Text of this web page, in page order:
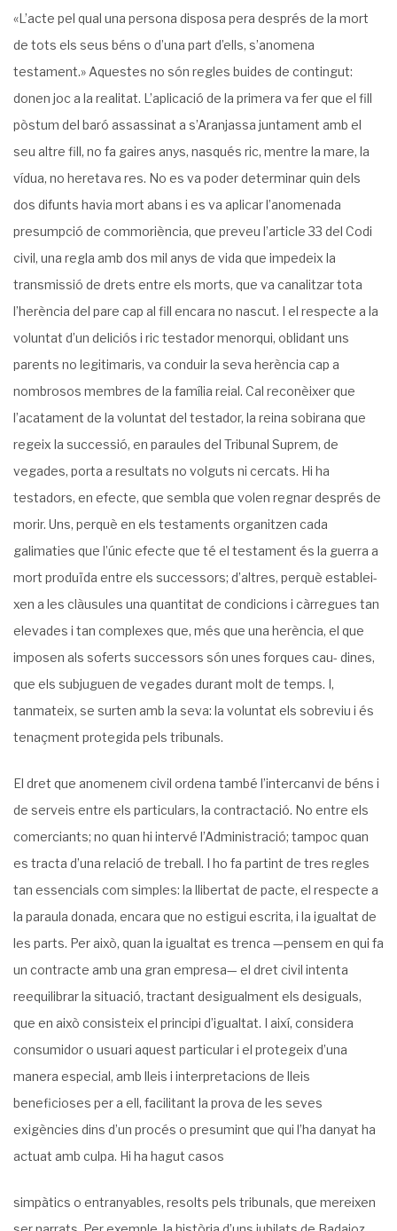
«L’acte pel qual una persona disposa pera després de la mort
de tots els seus béns o d’una part d’ells, s’anomena
testament.» Aquestes no són regles bui­des de contingut:
donen joc a la realitat. L’aplicació de la primera va fer que el fill
pòstum del baró assassinat a s’Aranjassa juntament amb el
seu altre fill, no fa gaires anys, nas­qués ric, mentre la mare, la
vídua, no heretava res. No es va poder determinar quin dels
dos difunts havia mort abans i es va aplicar l’anomenada
presumpció de commoriència, que preveu l’article 33 del Codi
civil, una regla amb dos mil anys de vida que impedeix la
transmissió de drets entre els morts, que va canalitzar tota
l’herència del pare cap al fill encara no nascut. I el respecte a la
voluntat d’un deliciós i ric testador menorqui, oblidant uns
parents no legitimaris, va conduir la seva herència cap a
nombrosos membres de la família reial. Cal reconèixer que
l’acatament de la voluntat del testador, la reina sobirana que
regeix la successió, en paraules del Tribunal Suprem, de
vegades, porta a resultats no volguts ni cercats. Hi ha
testadors, en efecte, que sembla que volen regnar després de
morir. Uns, perquè en els testaments organitzen cada
galimaties que l’únic efecte que té el testament és la guerra a
mort produïda entre els successors; d’altres, perquè establei­
xen a les clàusules una quantitat de condicions i càrregues tan
elevades i tan complexes que, més que una herència, el que
imposen als soferts successors són unes forques cau- dines,
que els subjuguen de vegades durant molt de temps. I,
tanmateix, se surten amb la seva: la voluntat els sobreviu i és
tenaçment protegida pels tribunals.
El dret que anomenem civil ordena també l’intercanvi de béns i
de serveis entre els particulars, la contractació. No entre els
comerciants; no quan hi intervé l’Administració; tampoc quan
es tracta d’una relació de treball. I ho fa partint de tres regles
tan essencials com simples: la llibertat de pacte, el respecte a
la paraula donada, encara que no estigui escrita, i la igualtat de
les parts. Per això, quan la igualtat es trenca —pensem en qui fa
un contracte amb una gran empresa— el dret civil intenta
reequilibrar la situació, tractant desigualment els desiguals,
que en això consisteix el principi d’igualtat. I així, considera
consumidor o usuari aquest particular i el protegeix d’una
manera especial, amb lleis i interpretacions de lleis
beneficioses per a ell, facilitant la prova de les seves
exigències dins d’un procés o presumint que qui l’ha danyat ha
actuat amb culpa. Hi ha hagut casos
simpàtics o entranyables, resolts pels tribunals, que mereixen